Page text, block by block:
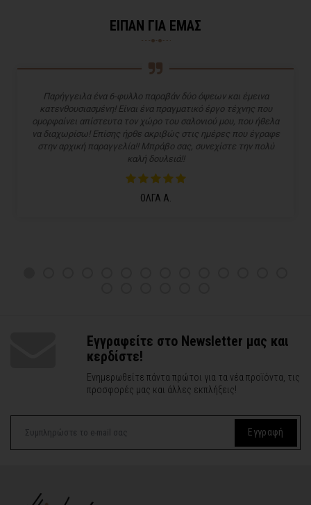
ΕΙΠΑΝ ΓΙΑ ΕΜΑΣ
Παρήγγειλα ένα 6-φυλλο παραβάν δύο όψεων και έμεινα
κατενθουσιασμένη! Είναι ένα πραγματικό έργο τέχνης που
ομορφαίνει απίστευτα τον χώρο του σαλονιού μου, που ήθελα
να διαχωρίσω! Επίσης ήρθε ακριβώς στις ημέρες που έγραφε
στην αρχική παραγγελία!! Μπράβο σας, συνεχίστε την πολύ
καλή δουλειά!!
ΟΛΓΑ Α.
Εγγραφείτε στο Newsletter μας και
κερδίστε!
Ενημερωθείτε πάντα πρώτοι για τα νέα προϊόντα, τις
προσφορές μας και άλλες εκπλήξεις!
Εγγραφή